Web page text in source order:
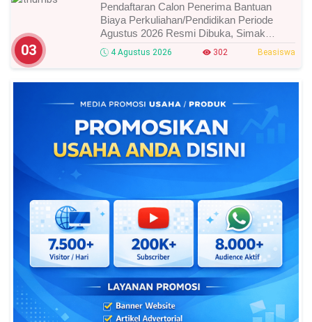
03
Pendaftaran Calon Penerima Bantuan
Biaya Perkuliahan/Pendidikan Periode
Agustus 2026 Resmi Dibuka, Simak
Syarat Dan Jadwal Lengkapnya
4 Agustus 2026 302 Beasiswa